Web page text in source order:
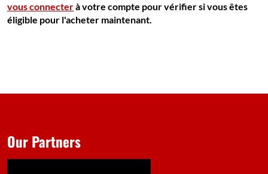
vous connecterà votre compte pour vérifier si vous êtes
éligible pour l'acheter maintenant.
Our Partners